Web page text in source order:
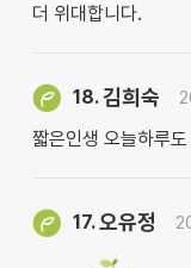
더 위대합니다.
18.김희숙
짧은인생 오늘하루
17.오유정